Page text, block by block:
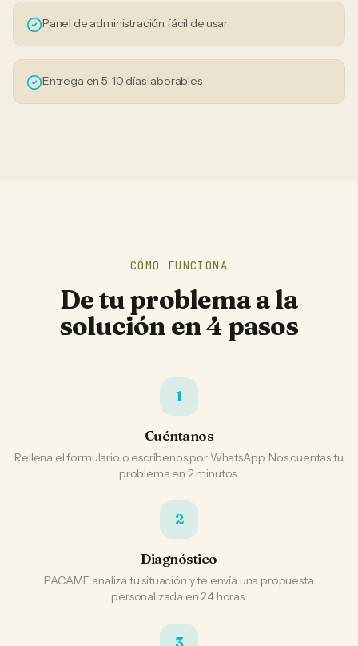
Panel de administración fácil de usar
Entrega en 5-10 días laborables
CÓMO FUNCIONA
De tu problema a la
solución en 4 pasos
1
Cuéntanos
Rellena el formulario o escríbenos por WhatsApp. Nos cuentas tu
problema en 2 minutos.
2
Diagnóstico
PACAME analiza tu situación y te envía una propuesta
personalizada en 24 horas.